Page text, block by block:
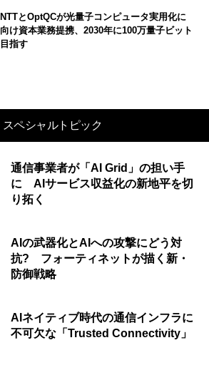
NTTとOptQCが光量子コンピュータ実用化に
向け資本業務提携、2030年に100万量子ビット
目指す
スペシャルトピック
通信事業者が「AI Grid」の担い手
に AIサービス収益化の新地平を切
り拓く
AIの武器化とAIへの攻撃にどう対
抗? フォーティネットが描く新・
防御戦略
AIネイティブ時代の通信インフラに
不可欠な「Trusted Connectivity」